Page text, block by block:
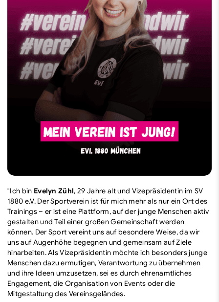
"Ich bin Evelyn Zühl, 29 Jahre alt und Vizepräsidentin im SV
1880 e.V. Der Sportverein ist für mich mehr als nur ein Ort des
Trainings – er ist eine Plattform, auf der junge Menschen aktiv
gestalten und Teil einer großen Gemeinschaft werden
können. Der Sport vereint uns auf besondere Weise, da wir
uns auf Augenhöhe begegnen und gemeinsam auf Ziele
hinarbeiten. Als Vizepräsidentin möchte ich besonders junge
Menschen dazu ermutigen, Verantwortung zu übernehmen
und ihre Ideen umzusetzen, sei es durch ehrenamtliches
Engagement, die Organisation von Events oder die
Mitgestaltung des Vereinsgeländes.